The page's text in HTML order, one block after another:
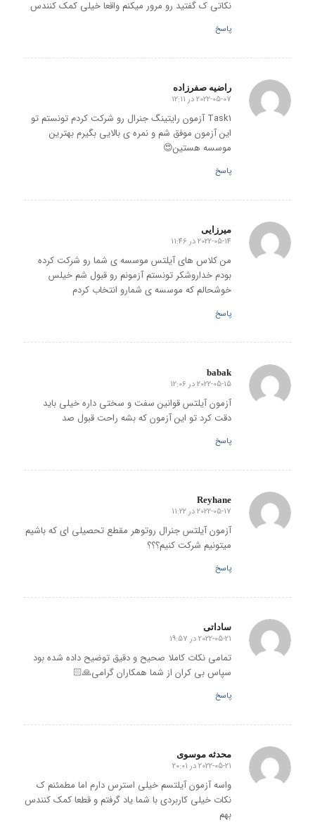
نکاتی ک گفتید رو مرور میکنم واقعا خیلی کمک کنندس
پاسخ
راضیه صفرزاده
گفته:
2022-05-07 در 12:11
Task1 آزمون رایتینگ جنرال رو شرکت کردم تونستم تو
این آزمون موفق شم و نمره ی بالایی بگیرم بهترین
موسسه هستین😍
پاسخ
میرزایی
گفته:
2022-05-14 در 11:46
من کلاس های آیلتس موسسه ی شما رو شرکت کرده
بودم خداروشکر تونستم آزمونم رو قبول شم خیلس
خوشحالم که موسسه ی شمارو انتخاب کردم
پاسخ
babak
گفته:
2022-05-15 در 12:06
آزمون آیلتس قوانین سفت و سختی داره خیلی باید
دقت کرد تو این آزمون که بشه راحت قبول صد
پاسخ
Reyhane
گفته:
2022-05-17 در 11:22
آزمون آیلتس جنرال روتوهر مقطع تحصیلی ای که باشیم
میتونیم شرکت کنیم؟؟؟
پاسخ
ساداتی
گفته:
2022-05-21 در 19:57
تمامی نکات کاملا صحیح و دقیق توضیح داده شده بود
سپاس بی کران از شما همکاران گرامی🙏🏻
پاسخ
محدثه موسوی
گفته:
2022-05-21 در 20:01
واسه آزمون آیلتسم خیلی استرس دارم اما مطمئنم ک
نکات خیلی کاربردی با شما یاد گرفتم و قطعا کمک کنندس
بهم